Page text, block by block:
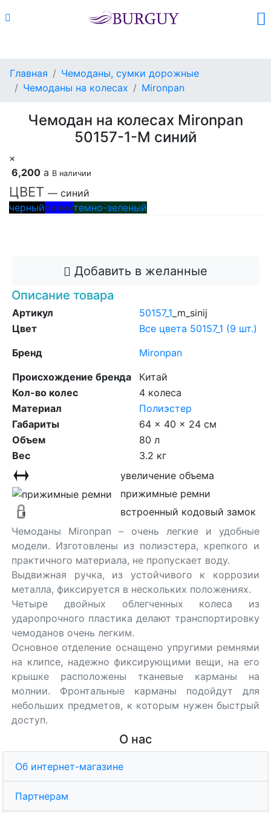
Главная
Чемоданы, сумки дорожные
Чемоданы на колесах
Mironpan
Чемодан на колесах Mironpan
50157-1-M синий
×
6,200 a В наличии
ЦВЕТ — синий
черныйсинийтемно-зеленый
Добавить в желанные
Описание товара
Артикул 50157_1 _m_sinij
Цвет
Все цвета 50157_1 (9 шт.)
Бренд
Mironpan
Происхождение бренда
Китай
Кол-во колес
4 колеса
Материал
Полиэстер
Габариты
64 x 40 x 24 см
Объем
80 л
Вес
3.2 кг
увеличение объема
прижимные ремни
встроенный кодовый замок
Чемоданы Mironpan – очень легкие и удобные
модели. Изготовлены из полиэстера, крепкого и
практичного материала, не пропускает воду.
Выдвижная ручка, из устойчивого к коррозии
металла, фиксируется в нескольких положениях.
Четыре двойных облегченных колеса из
ударопрочного пластика делают транспортировку
чемоданов очень легким.
Основное отделение оснащено упругими ремнями
на клипсе, надежно фиксирующими вещи, на его
крышке расположены тканевые карманы на
молнии. Фронтальные карманы подойдут для
небольших предметов, к которым нужен быстрый
доступ.
О нас
Об интернет-магазине
Партнерам